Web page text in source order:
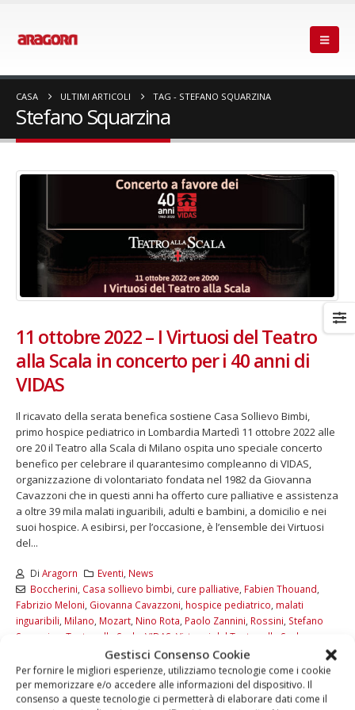
Gestisci Consenso Cookie
Per fornire le migliori esperienze, utilizziamo tecnologie come i cookie
per memorizzare e/o accedere alle informazioni del dispositivo. Il
consenso a queste tecnologie ci permetterà di elaborare dati come il
CASA ULTIMI ARTICOLI TAG - STEFANO SQUARZINA
Stefano Squarzina
11 ottobre 2022 – I Virtuosi del Teatro
alla Scala in concerto per i 40 anni di
VIDAS
Il ricavato della serata benefica sostiene Casa Sollievo Bimbi,
primo hospice pediatrico in Lombardia Martedì 11 ottobre 2022 alle
ore 20 il Teatro alla Scala di Milano ospita uno speciale concerto
benefico per celebrare il quarantesimo compleanno di VIDAS,
organizzazione di volontariato fondata nel 1982 da Giovanna
Cavazzoni che in questi anni ha offerto cure palliative e assistenza
a oltre 39 mila malati inguaribili, adulti e bambini, a domicilio e nei
suoi hospice. A esibirsi, per l’occasione, è l’ensemble dei Virtuosi
del...
Di Aragorn Eventi News
Boccherini Casa sollievo bimbi cure palliative Fabien Thouand
Fabrizio Meloni Giovanna Cavazzoni hospice pediatrico malati
inguaribili Milano Mozart Nino Rota Paolo Zannini Rossini Stefano
Squarzina
Teatro alla Scala VIDAS Virtuosi del Teatro alla Scala
Commenti disabilitati
LEGGI DI PIÙ...